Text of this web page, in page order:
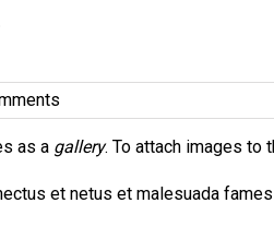
as a gallery. To attach images to
et netus et malesuada